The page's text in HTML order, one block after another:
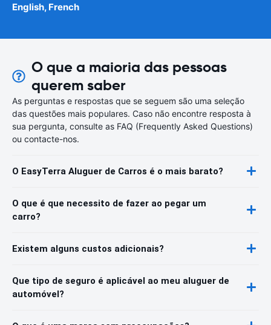
English, French
O que a maioria das pessoas
querem saber
As perguntas e respostas que se seguem são uma seleção
das questões mais populares. Caso não encontre resposta à
sua pergunta, consulte as FAQ (Frequently Asked Questions)
ou contacte-nos.
O EasyTerra Aluguer de Carros é o mais barato?
O que é que necessito de fazer ao pegar um
carro?
Existem alguns custos adicionais?
Que tipo de seguro é aplicável ao meu aluguer de
automóvel?